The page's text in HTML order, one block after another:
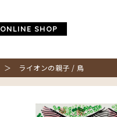
ONLINE SHOP
＞ ライオンの親子 / 鳥